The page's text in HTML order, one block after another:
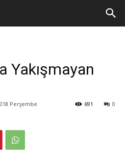
Yakışmayan
Perşembe 0
691